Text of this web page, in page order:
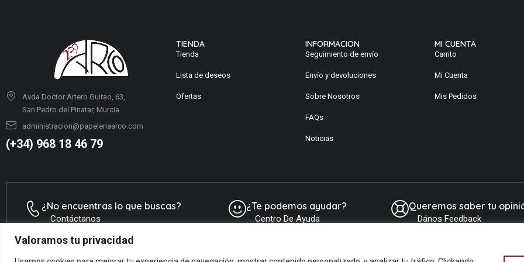
Valoramos tu privacidad
Avda Doctor Artero Guirao, 63,
San Pedro del Pinatar, Murcia
administracion@papeleriaarco.com
(+34) 968 18 46 79
TIENDA
Tienda
Lista de deseos
Ofertas
INFORMACION
Seguimiento de envío
Envío y devoluciones
Sobre Nosotros
FAQs
Noticias
MI CUENTA
Carrito
Mi Cuenta
Mis Pedidos
¿No encuentras lo que buscas?
Contáctanos
¿Te podemos ayudar?
Centro De Ayuda
Queremos saber tu
Dános Feedback